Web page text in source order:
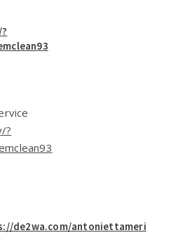
?
de2wa.com/antoniettameri